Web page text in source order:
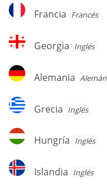
Francia
Francia Francés
Georgia
Georgia Inglés
Alemania
Alemania Alemán
Grecia
Grecia Inglés
Hungría
Hungría Inglés
Islandia
Islandia Inglés